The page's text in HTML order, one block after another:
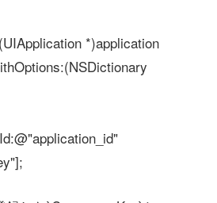
*)application